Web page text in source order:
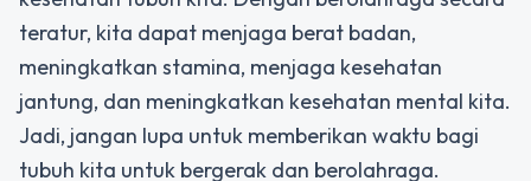
teratur, kita dapat menjaga berat badan,
meningkatkan stamina, menjaga kesehatan
jantung, dan meningkatkan kesehatan mental kita.
Jadi, jangan lupa untuk memberikan waktu bagi
tubuh kita untuk bergerak dan berolahraga.